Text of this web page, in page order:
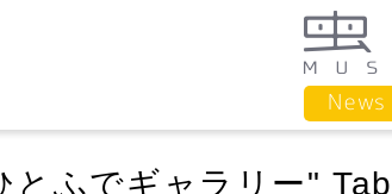
News
とふでギャラリー"